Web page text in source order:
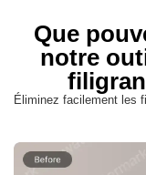
Que
notre
Éliminez facilement les